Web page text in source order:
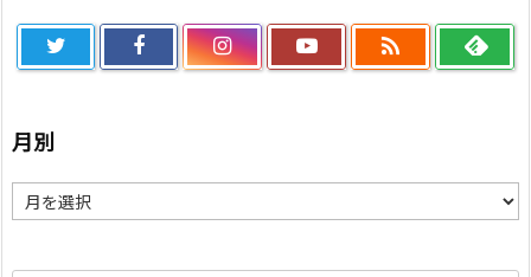

月別
別